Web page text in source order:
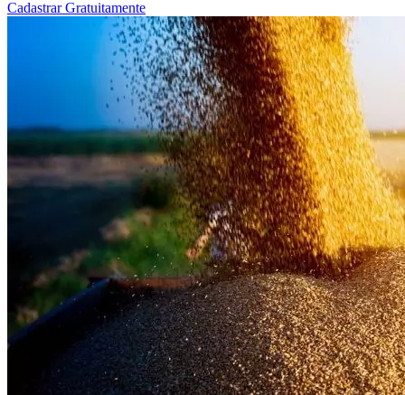
Cadastrar Gratuitamente